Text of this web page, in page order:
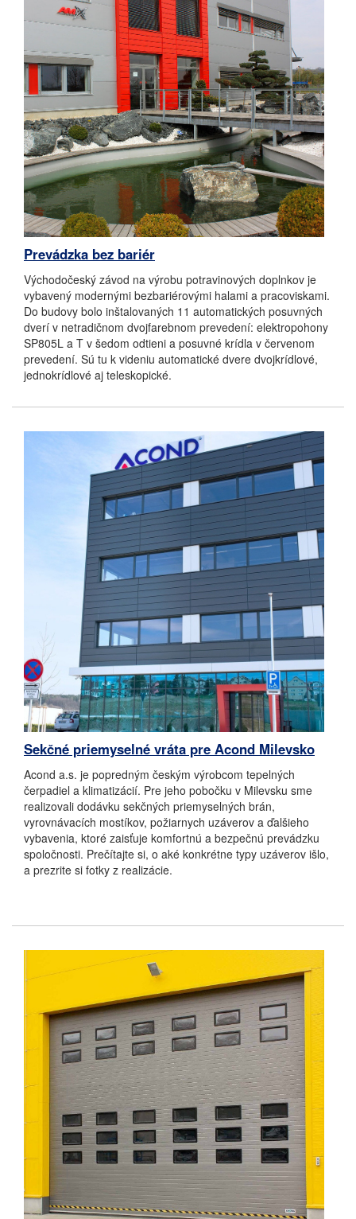
Prevádzka bez bariér
Východočeský závod na výrobu potravinových doplnkov je
vybavený modernými bezbariérovými halami a pracoviskami.
Do budovy bolo inštalovaných 11 automatických posuvných
dverí v netradičnom dvojfarebnom prevedení: elektropohony
SP805L a T v šedom odtieni a posuvné krídla v červenom
prevedení. Sú tu k videniu automatické dvere dvojkrídlové,
jednokrídlové aj teleskopické.
Sekčné priemyselné vráta pre Acond Milevsko
Acond a.s. je popredným českým výrobcom tepelných
čerpadiel a klimatizácií. Pre jeho pobočku v Milevsku sme
realizovali dodávku sekčných priemyselných brán,
vyrovnávacích mostíkov, požiarnych uzáverov a ďalšieho
vybavenia, ktoré zaisťuje komfortnú a bezpečnú prevádzku
spoločnosti. Prečítajte si, o aké konkrétne typy uzáverov išlo,
a prezrite si fotky z realizácie.